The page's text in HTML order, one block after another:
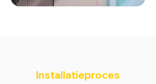
Installatieproces